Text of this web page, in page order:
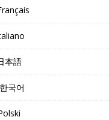
本語
한국어